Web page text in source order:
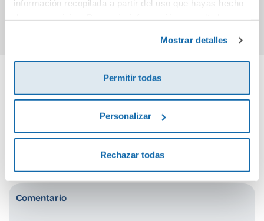
información recopilada a partir del uso que hayas hecho
Mostrar detalles
Permitir todas
Personalizar
Rechazar todas
Comprar Comprar
Cuéntanos tu opinión
¡Sé el primero en valorar este producto!
Debes iniciar sesión para poder valorarlo